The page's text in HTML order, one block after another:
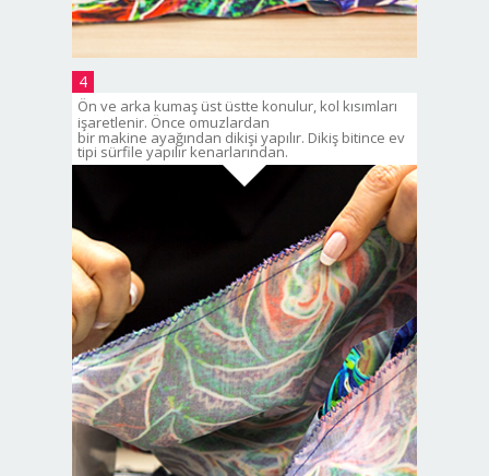
4
Ön ve arka kumaş üst üstte konulur, kol kısımları
işaretlenir. Önce omuzlardan
bir makine ayağından dikişi yapılır. Dikiş bitince ev
tipi sürfile yapılır kenarlarından.